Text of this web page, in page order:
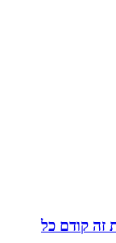
זה קודם כל